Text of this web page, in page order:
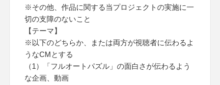
※その他、作品に関する当プロジェクトの実施に一
切の支障のないこと
【テーマ】
※以下のどちらか、または両方が視聴者に伝わるよ
うなCMとする
（1）「フルオートパズル」の面白さが伝わるよう
な企画、動画